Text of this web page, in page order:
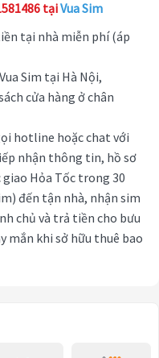
tạiVua Sim
tại nhà miễn phí (áp
Sim tại Hà Nội,
cửa hàng ở chân
hotline hoặc chat với
nhận thông tin, hồ sơ
giao Hỏa Tốc trong 30
đến tận nhà, nhận sim
chủ và trả tiền cho bưu
mắn khi sở hữu thuê bao